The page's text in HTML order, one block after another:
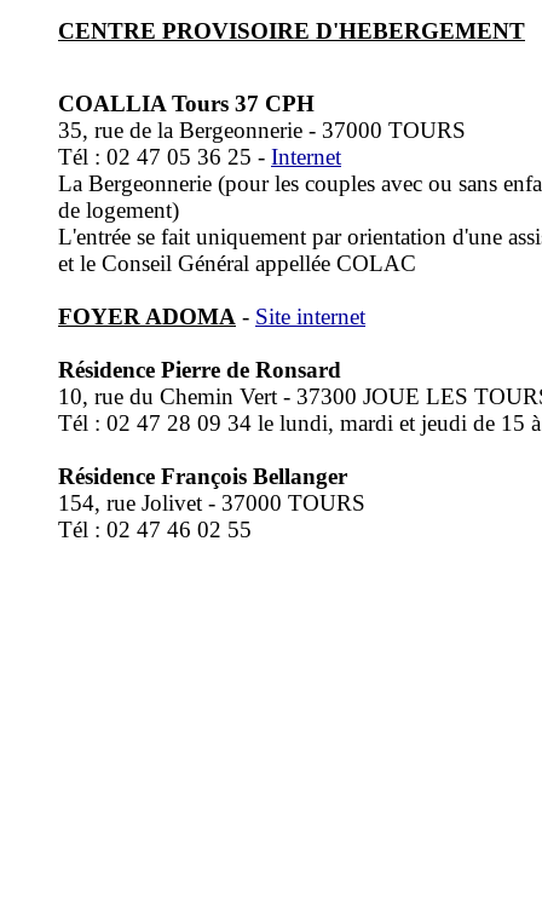
CENTRE PROVISOIRE D'HEBERGEMENT
COALLIA Tours 37 CPH
35, rue de la Bergeonnerie - 37000 TOURS
Tél : 02 47 05 36 25 - Internet
La Bergeonnerie (pour les couples avec ou sans
de logement)
L'entrée se fait uniquement par orientation d'une
et le Conseil Général appellée COLAC
FOYER ADOMA - Site internet
Résidence Pierre de Ronsard
10, rue du Chemin Vert - 37300 JOUE LES
Tél : 02 47 28 09 34 le lundi, mardi et jeudi de 15
Résidence François Bellanger
154, rue Jolivet - 37000 TOURS
Tél : 02 47 46 02 55